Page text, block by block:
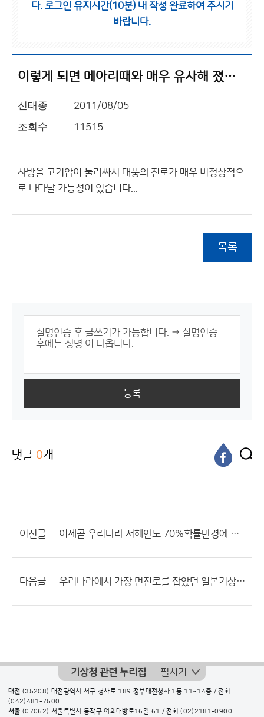
다. 로그인 유지시간(10분) 내 작성 완료하여 주시기
바랍니다.
이렇게 되면 메아리때와 매우 유사해 졌는데요...
신태종 2011/08/05
조회수 11515
사방을 고기압이 둘러싸서 태풍의 진로가 매우 비정상적으
로 나타날 가능성이 있습니다...
목록
등록
댓글 0개
이전글 이제곧 우리나라 서해안도 70%확률반경에 들어갈 가능성이 있습니다...
다음글 우리나라에서 가장 먼진로를 잡았던 일본기상청도...
기상청 관련 누리집 펼치기
대전 (35208) 대전광역시 서구 청사로 189 정부대전청사 1동 11~14층 / 전화
(042)481-7500
서울 (07062) 서울특별시 동작구 여의대방로16길 61 / 전화(02)2181-0900